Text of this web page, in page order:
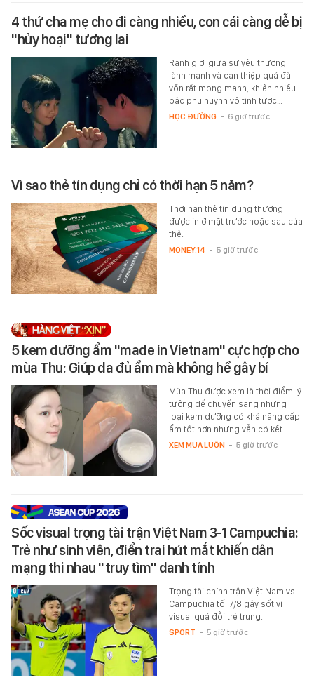
4 thứ cha mẹ cho đi càng nhiều, con cái càng dễ bị
"hủy hoại" tương lai
Ranh giới giữa sự yêu thương
lành mạnh và can thiệp quá đà
vốn rất mong manh, khiến nhiều
bậc phụ huynh vô tình tước…
HỌC ĐƯỜNG - 6 giờ trước
Vì sao thẻ tín dụng chỉ có thời hạn 5 năm?
Thời hạn thẻ tín dụng thường
được in ở mặt trước hoặc sau của
thẻ.
MONEY.14 - 5 giờ trước
5 kem dưỡng ẩm "made in Vietnam" cực hợp cho
mùa Thu: Giúp da đủ ẩm mà không hề gây bí
Mùa Thu được xem là thời điểm lý
tưởng để chuyển sang những
loại kem dưỡng có khả năng cấp
ẩm tốt hơn nhưng vẫn có kết…
XEM MUA LUÔN - 5 giờ trước
Sốc visual trọng tài trận Việt Nam 3-1 Campuchia:
Trẻ như sinh viên, điển trai hút mắt khiến dân
mạng thi nhau "truy tìm" danh tính
Trọng tài chính trận Việt Nam vs
Campuchia tối 7/8 gây sốt vì
visual quá đỗi trẻ trung.
SPORT - 5 giờ trước